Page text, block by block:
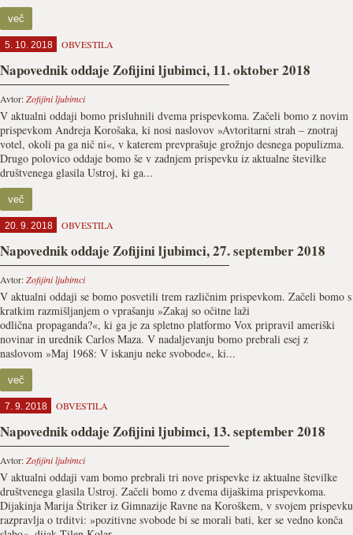
več
5. 10. 2018 OBVESTILA
Napovednik oddaje Zofijini ljubimci, 11. oktober 2018
Avtor:Zofijini ljubimci
V aktualni oddaji bomo prisluhnili dvema prispevkoma. Začeli bomo z novim
prispevkom Andreja Korošaka, ki nosi naslovov »Avtoritarni strah – znotraj
votel, okoli pa ga nič ni«, v katerem prevprašuje grožnjo desnega populizma.
Drugo polovico oddaje bomo še v zadnjem prispevku iz aktualne številke
društvenega glasila Ustroj, ki ga...
več
20. 9. 2018 OBVESTILA
Napovednik oddaje Zofijini ljubimci, 27. september 2018
Avtor:Zofijini ljubimci
V aktualni oddaji se bomo posvetili trem različnim prispevkom. Začeli bomo s
kratkim razmišljanjem o vprašanju »Zakaj so očitne laži
odlična propaganda?«, ki ga je za spletno platformo Vox pripravil ameriški
novinar in urednik Carlos Maza. V nadaljevanju bomo prebrali esej z
naslovom »Maj 1968: V iskanju neke svobode«, ki...
več
7. 9. 2018 OBVESTILA
Napovednik oddaje Zofijini ljubimci, 13. september 2018
Avtor:Zofijini ljubimci
V aktualni oddaji vam bomo prebrali tri nove prispevke iz aktualne številke
društvenega glasila Ustroj. Začeli bomo z dvema dijaškima prispevkoma.
Dijakinja Marija Štriker iz Gimnazije Ravne na Koroškem, v svojem prispevku
razpravlja o trditvi: »pozitivne svobode bi se morali bati, ker se vedno konča